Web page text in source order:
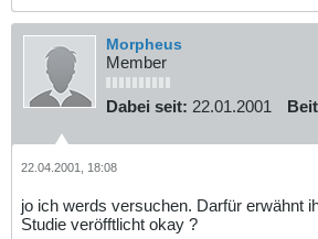
Morpheus
Member
Dabei seit: 22.01.2001
22.04.2001, 18:08
jo ich werds versuchen. Darfür erwähnt
Studie veröfftlicht okay ?